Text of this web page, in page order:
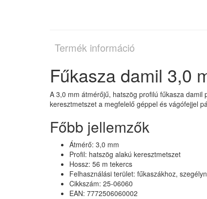
Termék információ
Fűkasza damil 3,0
A 3,0 mm átmérőjű, hatszög profilú fűkasza
keresztmetszet a megfelelő géppel és vágófejjel
Főbb jellemzők
Átmérő: 3,0 mm
Profil: hatszög alakú keresztmetszet
Hossz: 56 m tekercs
Felhasználási terület: fűkaszákhoz,
Cikkszám: 25-06060
EAN: 7772506060002